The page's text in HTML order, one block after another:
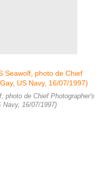
photo de Chief Photographer's
16/07/1997)